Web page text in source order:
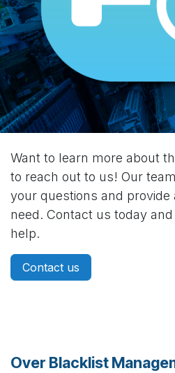
Want to learn more about
to reach out to us! Our
your questions and provide
need. Contact us today
help.
Contact us
Over Blacklist